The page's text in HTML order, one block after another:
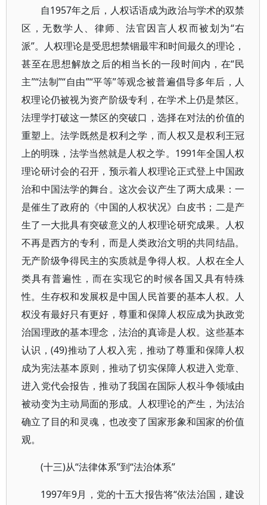
自1957年之后，人权话语成为政治与学术的双禁
区，无数学人、律师、法官因言人权而被划为“右
派”。人权理论是受思想禁锢最牢和时间最久的理论，
甚至在思想解放之后的相当长的一段时间内，在“民
主”“法制”“自由”“平等”等观念被普遍倡导多年后，人
权理论仍被视为资产阶级专利，在学术上仍是禁区。
法理学打破这一禁区的突破口，选择在对法的价值的
重塑上。法学既然是权利之学，而人权又是权利王冠
上的明珠，法学当然就是人权之学。1991年全国人权
理论研讨会的召开，预示着人权理论正式登上中国政
治和中国法学的舞台。这次会议产生了两大成果：一
是催生了政府的《中国的人权状况》白皮书；二是产
生了一大批具有突破意义的人权理论研究成果。人权
不再是西方的专利，而是人类政治文明的共同结晶。
无产阶级争得民主的实质就是争得人权。人权在全人
类具有普遍性，而在实现它的时候各国又具有特殊
性。生存权和发展权是中国人民首要的基本人权。人
权没有最好只有更好，尊重和保障人权应成为执政党
治国理政的基本理念，法治的真谛是人权。这些基本
认识，(49)推动了人权入宪，推动了尊重和保障人权
成为宪法基本原则，推动了切实保障人权进入党章、
进入党代会报告，推动了我国在国际人权斗争领域由
被动变为主动局面的形成。人权理论的产生，为法治
确立了目的和灵魂，也改变了国家形象和国家的价值
观。
(十三)从“法律体系”到“法治体系”
1997年9月，党的十五大报告将“依法治国，建设